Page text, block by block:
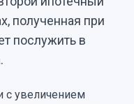
полученная при
послужить в
с увеличением